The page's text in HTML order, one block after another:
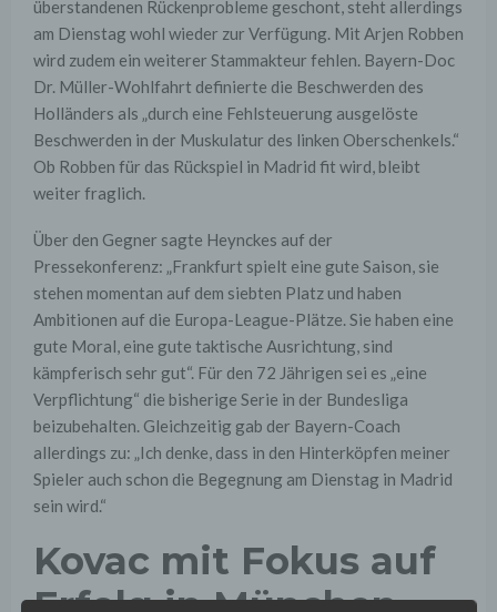
überstandenen Rückenprobleme geschont, steht allerdings
am Dienstag wohl wieder zur Verfügung. Mit Arjen Robben
wird zudem ein weiterer Stammakteur fehlen. Bayern-Doc
Dr. Müller-Wohlfahrt definierte die Beschwerden des
Holländers als „durch eine Fehlsteuerung ausgelöste
Beschwerden in der Muskulatur des linken Oberschenkels.“
Ob Robben für das Rückspiel in Madrid fit wird, bleibt
weiter fraglich.
Über den Gegner sagte Heynckes auf der
Pressekonferenz: „Frankfurt spielt eine gute Saison, sie
stehen momentan auf dem siebten Platz und haben
Ambitionen auf die Europa-League-Plätze. Sie haben eine
gute Moral, eine gute taktische Ausrichtung, sind
kämpferisch sehr gut“. Für den 72 Jährigen sei es „eine
Verpflichtung“ die bisherige Serie in der Bundesliga
beizubehalten. Gleichzeitig gab der Bayern-Coach
allerdings zu: „Ich denke, dass in den Hinterköpfen meiner
Spieler auch schon die Begegnung am Dienstag in Madrid
sein wird.“
Kovac mit Fokus auf